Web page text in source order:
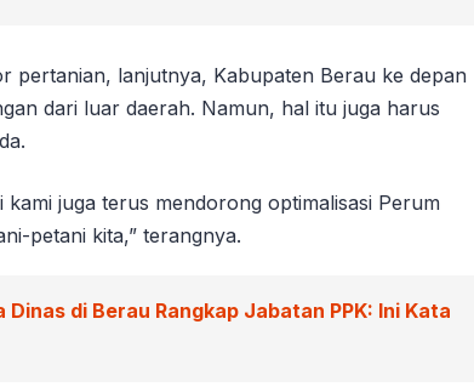
pertanian, lanjutnya, Kabupaten Berau ke depan
dari luar daerah. Namun, hal itu juga harus
juga terus mendorong optimalisasi Perum
petani kita,” terangnya.
di Berau Rangkap Jabatan PPK: Ini Kata